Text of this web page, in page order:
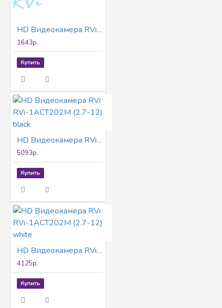
HD Видеокамера RVi RVi-1ACT200 (2.8) white
1643р.
Купить
HD Видеокамера RVi RVi-1ACT202M (2.7-12) black
5093р.
Купить
HD Видеокамера RVi RVi-1ACT202M (2.7-12) white
4125р.
Купить